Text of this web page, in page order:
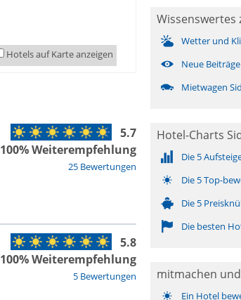
Hotels auf Karte anzeigen
25 Bewertungen
5.7
100% Weiterempfehlung
5 Bewertungen
5.8
100% Weiterempfehlung
Wissenswertes
Wetter und
Neue
Mietwagen
Hotel-Charts
Die 5
Die 5 Top-
Die 5
Die besten
mitmachen
Ein Hotel